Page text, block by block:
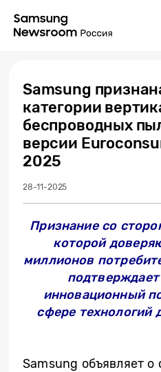
Samsung
категории
беспроводных
версии
2025
28-11-2025
Признание со
которой
миллионов
инновационный
сфере технологий
Samsung объявляет о